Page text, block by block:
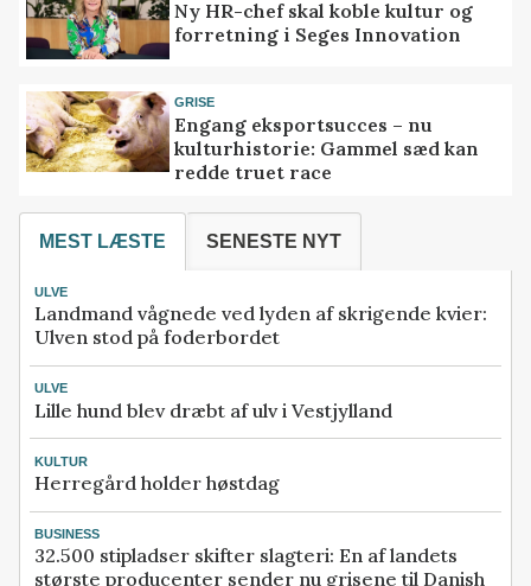
Ny HR-chef skal koble kultur og
forretning i Seges Innovation
GRISE
Engang eksportsucces – nu
kulturhistorie: Gammel sæd kan
redde truet race
MEST LÆSTE SENESTE NYT
ULVE
Landmand vågnede ved lyden af skrigende kvier:
Ulven stod på foderbordet
ULVE
Lille hund blev dræbt af ulv i Vestjylland
KULTUR
Herregård holder høstdag
BUSINESS
32.500 stipladser skifter slagteri: En af landets
største producenter sender nu grisene til Danish